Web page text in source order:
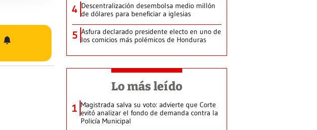
4 Descentralización desembolsa medio millón
de dólares para beneficiar a iglesias
5 Asfura declarado presidente electo en uno de
los comicios más polémicos de Honduras
Lo más leído
1 Magistrada salva su voto: advierte que Corte
evitó analizar el fondo de demanda contra la
Policía Municipal